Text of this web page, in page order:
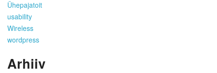
Ühepajatoit
usability
Wireless
wordpress
Arhiiv